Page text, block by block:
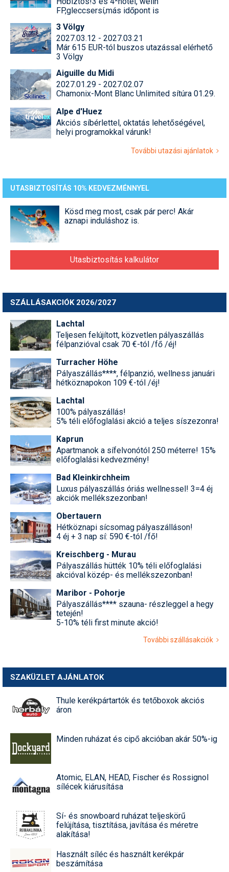
FP,gleccsersí,más időpont is
3 Völgy
2027.03.12 - 2027.03.21
Már 615 EUR-tól buszos utazással elérhető
3 Völgy
Aiguille du Midi
2027.01.29 - 2027.02.07
Chamonix-Mont Blanc Unlimited sítúra 01.29.
Alpe d'Huez
Akciós síbérlettel, oktatás lehetőségével,
helyi programokkal várunk!
További utazási ajánlatok
UTASBIZTOSÍTÁS 10% KEDVEZMÉNNYEL
Kösd meg most, csak pár perc! Akár
aznapi induláshoz is.
Utasbiztosítás kalkulátor
SZÁLLÁSAKCIÓK 2026/2027
Lachtal
Teljesen felújított, közvetlen pályaszállás
félpanzióval csak 70 €-tól /fő /éj!
Turracher Höhe
Pályaszállás****, félpanzió, wellness januári
hétköznapokon 109 €-tól /éj!
Lachtal
100% pályaszállás!
5% téli előfoglalási akció a teljes síszezonra!
Kaprun
Apartmanok a sífelvonótól 250 méterre! 15%
előfoglalási kedvezmény!
Bad Kleinkirchheim
Luxus pályaszállás óriás wellnessel! 3=4 éj
akciók mellékszezonban!
Obertauern
Hétköznapi sícsomag pályaszálláson!
4 éj + 3 nap sí: 590 €-tól /fő!
Kreischberg - Murau
Pályaszállás hütték 10% téli előfoglalási
akcióval közép- és mellékszezonban!
Maribor - Pohorje
Pályaszállás**** szauna- részleggel a hegy
tetején!
5-10% téli first minute akció!
További szállásakciók
SZAKÜZLET AJÁNLATOK
Thule kerékpártartók és tetőboxok akciós
áron
Minden ruházat és cipő akcióban akár 50%-ig
Atomic, ELAN, HEAD, Fischer és Rossignol
sílécek kiárusítása
Sí- és snowboard ruházat teljeskörű
felújítása, tisztítása, javítása és méretre
alakítása!
Használt síléc és használt kerékpár
beszámítása